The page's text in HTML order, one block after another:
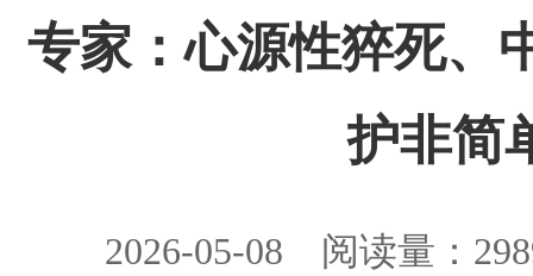
专家：心源性猝死、
护非简
2026-05-08 阅读量：